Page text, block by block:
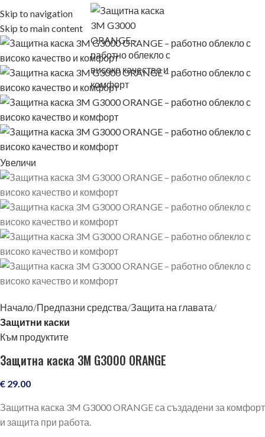
Skip to navigation
Skip to main content
Увеличи
Начало Предпазни средства Защита на главата
Защитни каски
Към продуктите
Защитна каска 3M G3000 ORANGE
€ 29.00
Защитна каска 3M G3000 ORANGE са създадени за комфорт
и защита при работа.